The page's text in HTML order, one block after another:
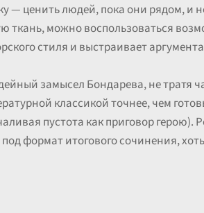
— ценить людей, пока они рядом, и
ткань, можно воспользоваться
стиля и выстраивает
замысел Бондарева, не тратя
классикой точнее, чем
пустота как приговор герою).
формат итогового сочинения, хоть